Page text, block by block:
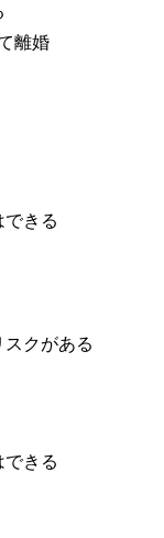
離婚
きる
クがある
きる